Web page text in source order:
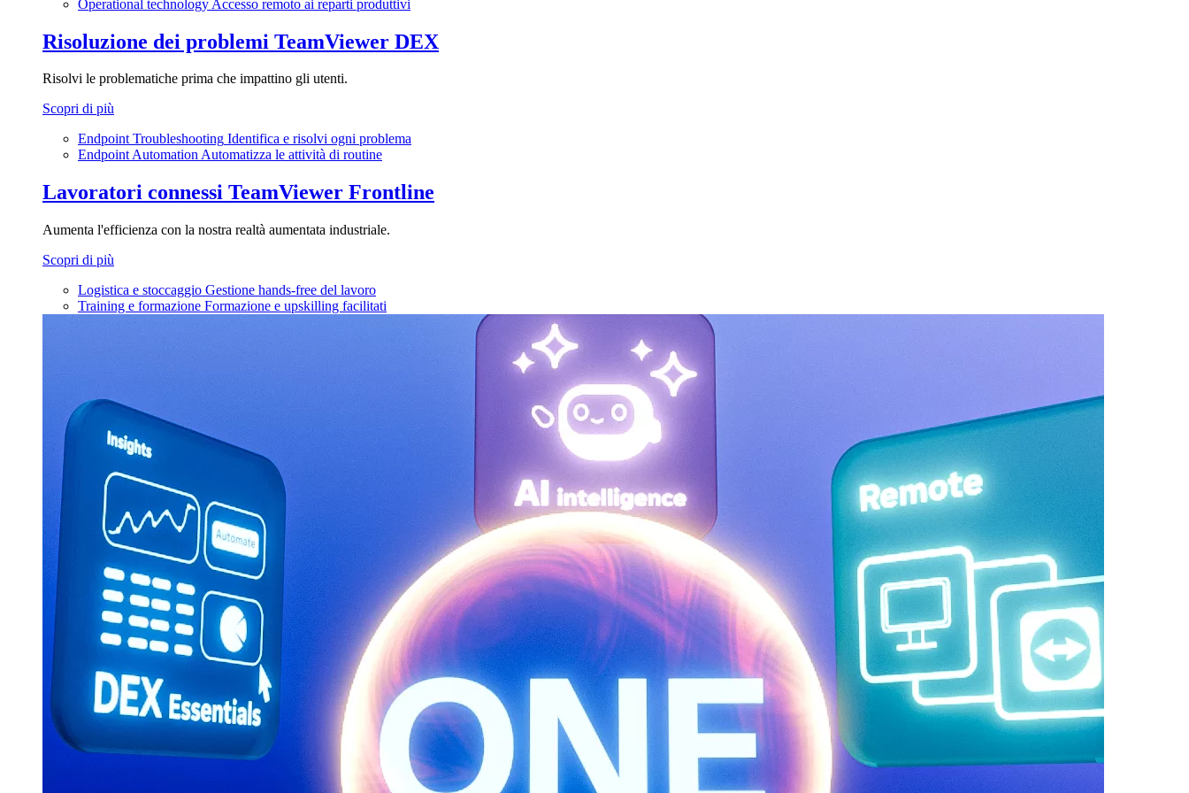
Operational technology Accesso remoto ai reparti produttivi
Risoluzione dei problemi TeamViewer DEX
Risolvi le problematiche prima che impattino gli utenti.
Scopri di più
Endpoint Troubleshooting Identifica e risolvi ogni problema
Endpoint AutomationAutomatizza le attività di routine
Lavoratori connessi TeamViewer Frontline
Aumenta l'efficienza con la nostra realtà aumentata industriale.
Scopri di più
Logistica e stoccaggio Gestione hands-free del lavoro
Training e formazione Formazione e upskilling facilitati